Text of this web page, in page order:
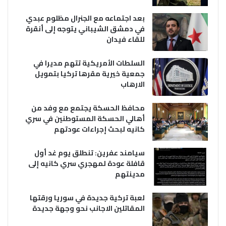
بعد اجتماعه مع الجنرال مظلوم عبدي
في دمشق الشيباني يتوجه إلى أنقرة
للقاء فيدان
السلطات الأمريكية تتهم مديرا في
جمعية خيرية مقرها تركيا بتمويل
الارهاب
محافظ الحسكة يجتمع مع وفد من
أهالي الحسكة المستوطنين في سري
كانيه لبحث إجراءات عودتهم
سيامند عفرين: تنطلق يوم غد أول
قافلة عودة لمهجري سري كانيه إلى
مدينتهم
لعبة تركية جديدة في سوريا ورقتها
المقاتلين الاجانب نحو وجهة جديدة